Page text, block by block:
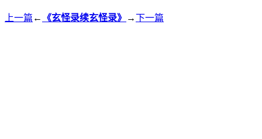
上一篇 ← 《玄怪录续玄怪录》 →下一篇